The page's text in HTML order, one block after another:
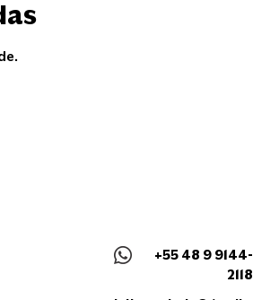
+55 48 9 9144-
2118